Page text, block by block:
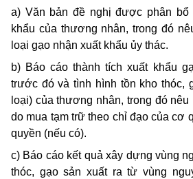
a) Văn bản đề nghị được phân bổ
khẩu của thương nhân, trong đó
loại gạo nhận xuất khẩu ủy thác.
b) Báo cáo thành tích xuất khẩu
trước đó và tình hình tồn kho thóc,
loại) của thương nhân, trong đó
do mua tạm trữ theo chỉ đạo của cơ
quyền (nếu có).
c) Báo cáo kết quả xây dựng vùng
thóc, gạo sản xuất ra từ vùng